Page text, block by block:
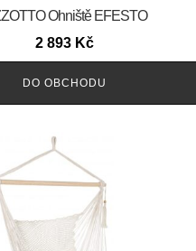
Ohniště EFESTO
2 893 Kč
DO OBCHODU